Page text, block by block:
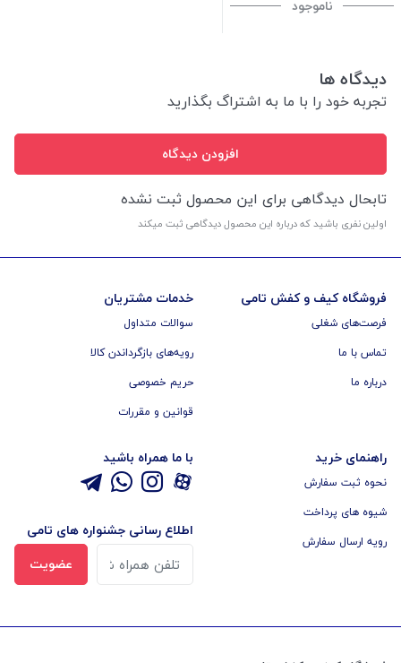
ناموجود
دیدگاه ها
تجربه خود را با ما به اشتراگ بگذارید
افزودن دیدگاه
تابحال دیدگاهی برای این محصول ثبت نشده
اولین نفری باشید که درباره این محصول دیدگاهی ثبت میکند
فروشگاه کیف و کفش تامی
فرصت‌های شغلی
تماس با ما
درباره ما
خدمات مشتریان
سوالات متداول
رویه‌های بازگرداندن کالا
حریم خصوصی
قوانین و مقررات
راهنمای خرید
نحوه ثبت سفارش
شیوه های پرداخت
رویه ارسال سفارش
با ما همراه باشید
اطلاع رسانی جشنواره های تامی
عضویت